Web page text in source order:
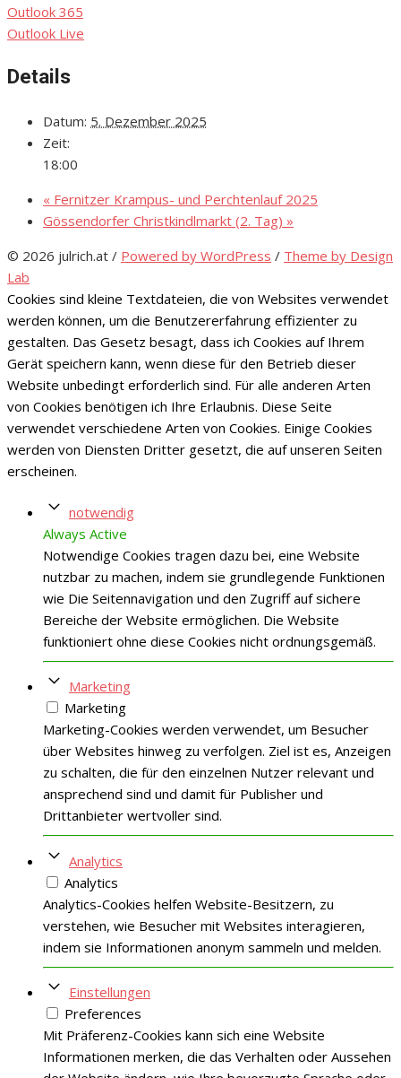
Outlook 365
Outlook Live
Details
Datum: 5. Dezember 2025
Zeit:
18:00
« Fernitzer Krampus- und Perchtenlauf 2025
Gössendorfer Christkindlmarkt (2. Tag) »
© 2026 julrich.at / Powered by WordPress / Theme by Design
Lab
Cookies sind kleine Textdateien, die von Websites verwendet
werden können, um die Benutzererfahrung effizienter zu
gestalten. Das Gesetz besagt, dass ich Cookies auf Ihrem
Gerät speichern kann, wenn diese für den Betrieb dieser
Website unbedingt erforderlich sind. Für alle anderen Arten
von Cookies benötigen ich Ihre Erlaubnis. Diese Seite
verwendet verschiedene Arten von Cookies. Einige Cookies
werden von Diensten Dritter gesetzt, die auf unseren Seiten
erscheinen.
notwendig
Always Active
Notwendige Cookies tragen dazu bei, eine Website
nutzbar zu machen, indem sie grundlegende Funktionen
wie Die Seitennavigation und den Zugriff auf sichere
Bereiche der Website ermöglichen. Die Website
funktioniert ohne diese Cookies nicht ordnungsgemäß.
Marketing
Marketing
Marketing-Cookies werden verwendet, um Besucher
über Websites hinweg zu verfolgen. Ziel ist es, Anzeigen
zu schalten, die für den einzelnen Nutzer relevant und
ansprechend sind und damit für Publisher und
Drittanbieter wertvoller sind.
Analytics
Analytics
Analytics-Cookies helfen Website-Besitzern, zu
verstehen, wie Besucher mit Websites interagieren,
indem sie Informationen anonym sammeln und melden.
Einstellungen
Preferences
Mit Präferenz-Cookies kann sich eine Website
Informationen merken, die das Verhalten oder Aussehen